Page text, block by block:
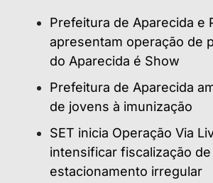
Prefeitura de Aparecida e
apresentam operação de
do Aparecida é Show
Prefeitura de Aparecida
de jovens à imunização
SET inicia Operação Via
intensificar fiscalização de
estacionamento irregular